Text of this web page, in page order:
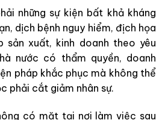
những sự kiện bất khả kháng
dịch bệnh nguy hiểm, địch họa
sản xuất, kinh doanh theo yêu
nước có thẩm quyền, doanh
pháp khắc phục mà không thể
phải cắt giảm nhân sự.
có mặt tại nơi làm việc sau